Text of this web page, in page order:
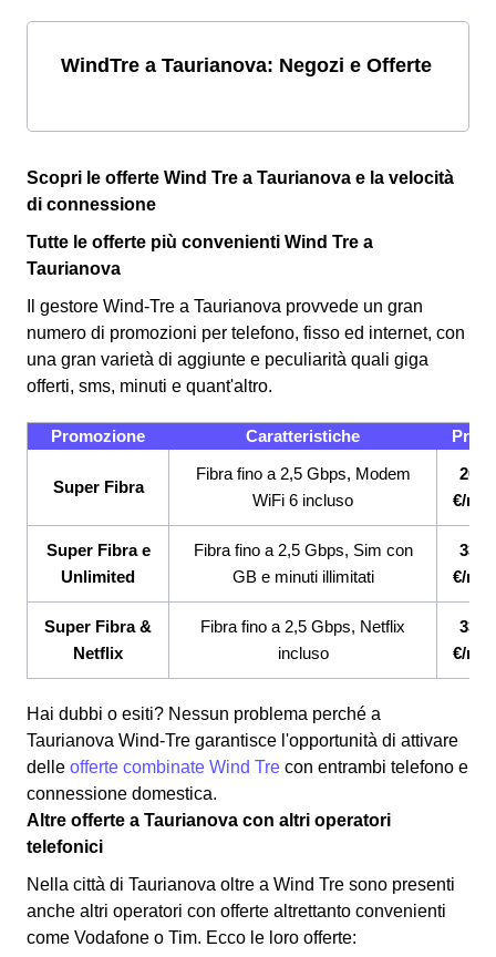
WindTre a Taurianova: Negozi e Offerte
Scopri le offerte Wind Tre a Taurianova e la velocità
di connessione
Tutte le offerte più convenienti Wind Tre a
Taurianova
Il gestore Wind-Tre a Taurianova provvede un gran
numero di promozioni per telefono, fisso ed internet, con
una gran varietà di aggiunte e peculiarità quali giga
offerti, sms, minuti e quant'altro.
Promozione Caratteristiche
Super Fibra
Fibra fino a 2,5 Gbps, Modem
WiFi 6 incluso
€/
Super Fibra e
Unlimited
Fibra fino a 2,5 Gbps, Sim con
GB e minuti illimitati
€/
Super Fibra &
Netflix
Fibra fino a 2,5 Gbps, Netflix
incluso
€/
Hai dubbi o esiti? Nessun problema perché a
Taurianova Wind-Tre garantisce l'opportunità di attivare
delle offerte combinate Wind Tre con entrambi telefono e
connessione domestica.
Altre offerte a Taurianova con altri operatori
telefonici
Nella città di Taurianova oltre a Wind Tre sono presenti
anche altri operatori con offerte altrettanto convenienti
come Vodafone o Tim. Ecco le loro offerte: